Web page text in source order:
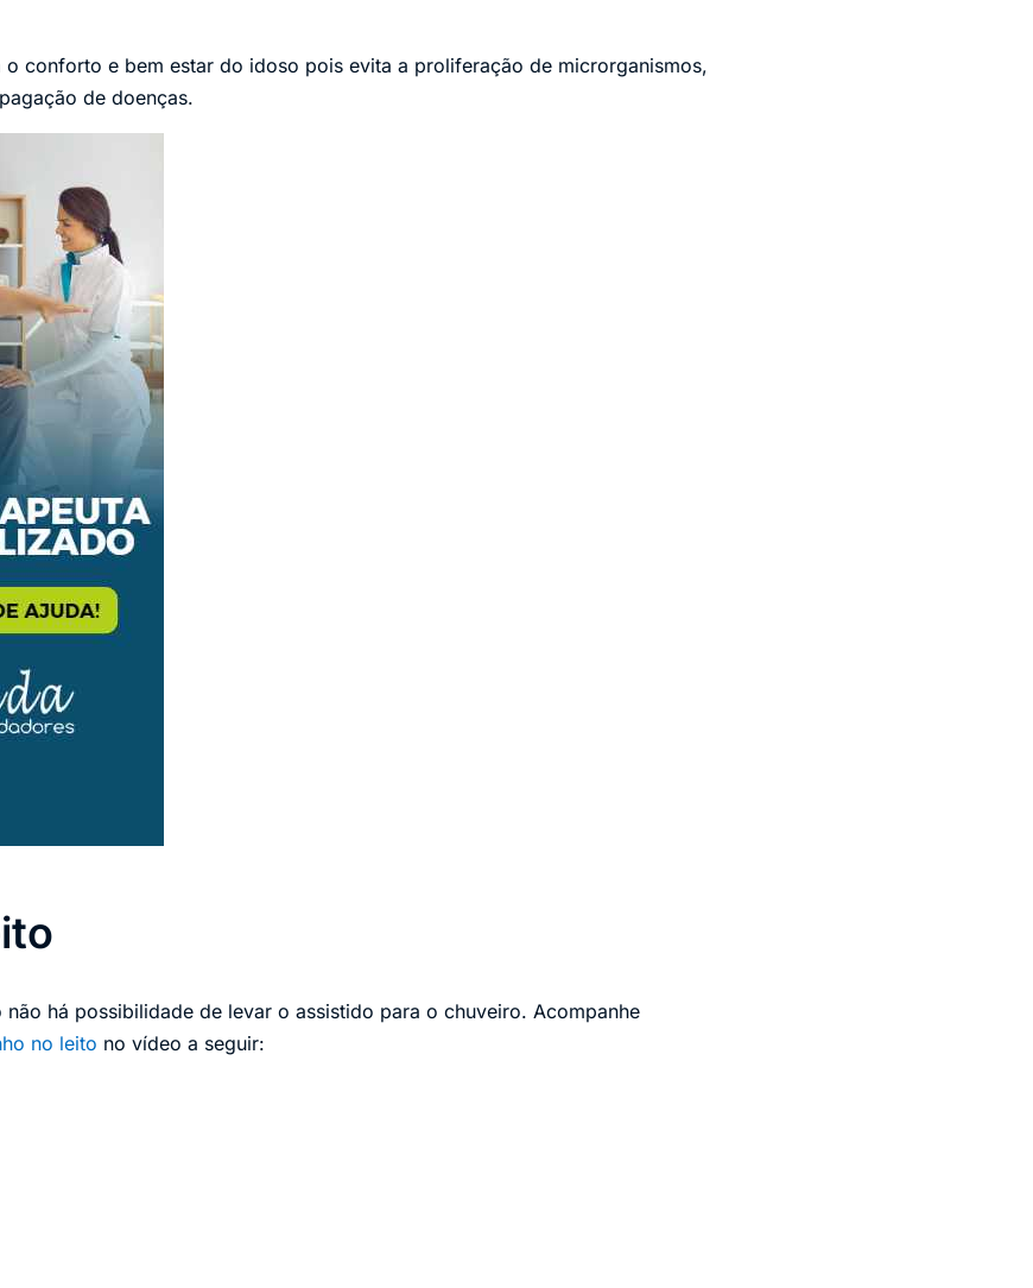
o conforto e bem estar do idoso pois evita a proliferação de microrganismos,
de doenças.
não há possibilidade de levar o assistido para o chuveiro. Acompanhe
no leito no vídeo a seguir: